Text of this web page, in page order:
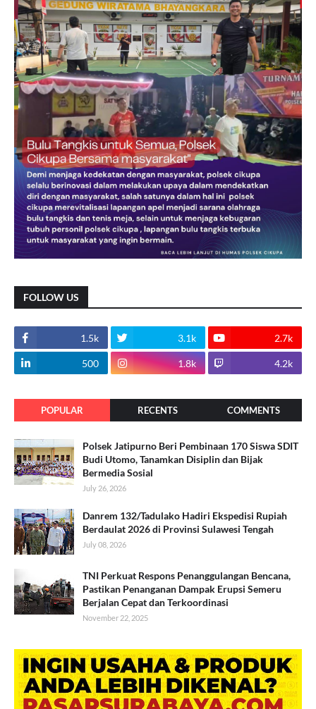
FOLLOW US
1.5k 3.1k 2.7k
500 1.8k 4.2k
POPULAR RECENTS COMMENTS
Polsek Jatipurno Beri Pembinaan 170 Siswa SDIT
Budi Utomo, Tanamkan Disiplin dan Bijak
Bermedia Sosial
July 26, 2026
Danrem 132/Tadulako Hadiri Ekspedisi Rupiah
Berdaulat 2026 di Provinsi Sulawesi Tengah
July 08, 2026
TNI Perkuat Respons Penanggulangan Bencana,
Pastikan Penanganan Dampak Erupsi Semeru
Berjalan Cepat dan Terkoordinasi
November 22, 2025